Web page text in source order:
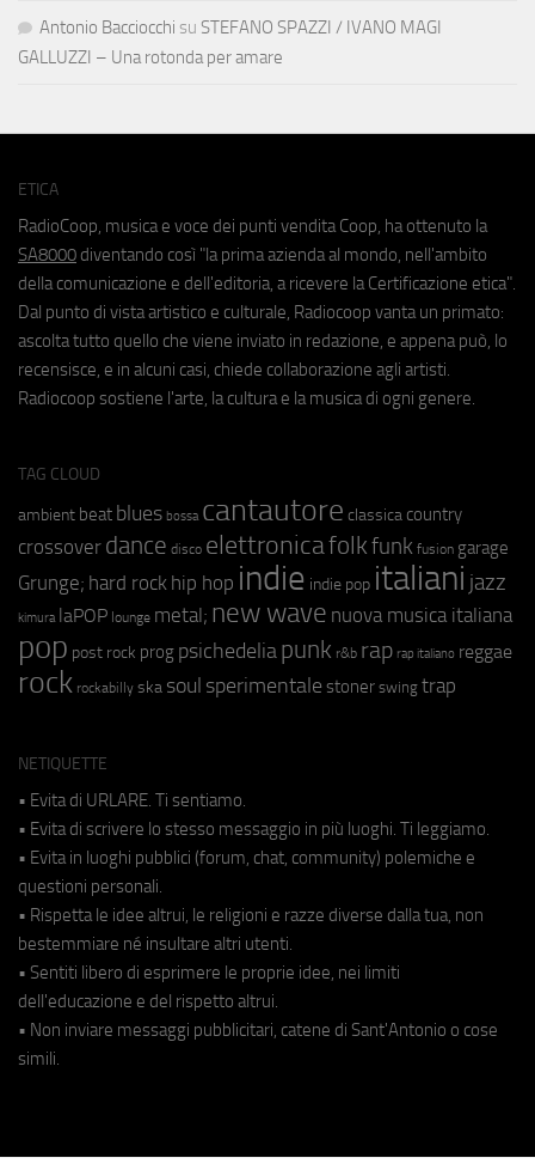
Antonio Bacciocchi su STEFANO SPAZZI / IVANO MAGI
GALLUZZI – Una rotonda per amare
ETICA
RadioCoop, musica e voce dei punti vendita Coop, ha ottenuto la
SA8000 diventando così "la prima azienda al mondo, nell'ambito
della comunicazione e dell'editoria, a ricevere la Certificazione etica".
Dal punto di vista artistico e culturale, Radiocoop vanta un primato:
ascolta tutto quello che viene inviato in redazione, e appena può, lo
recensisce, e in alcuni casi, chiede collaborazione agli artisti.
Radiocoop sostiene l'arte, la cultura e la musica di ogni genere.
TAG CLOUD
ambient beat blues bossa cantautore classica country
crossover dance disco elettronicafolkfunk fusion garage
Grunge; hard rock hip hop indie indie pop italiani jazz
kimura laPOP lounge metal; new wave nuova musica italiana
pop post rock prog psichedeliapunk r&b rap rap italiano reggae
rock rockabilly ska soul sperimentale stoner swing trap
NETIQUETTE
• Evita di URLARE. Ti sentiamo.
• Evita di scrivere lo stesso messaggio in più luoghi. Ti leggiamo.
• Evita in luoghi pubblici (forum, chat, community) polemiche e
questioni personali.
• Rispetta le idee altrui, le religioni e razze diverse dalla tua, non
bestemmiare né insultare altri utenti.
• Sentiti libero di esprimere le proprie idee, nei limiti
dell'educazione e del rispetto altrui.
• Non inviare messaggi pubblicitari, catene di Sant'Antonio o cose
simili.